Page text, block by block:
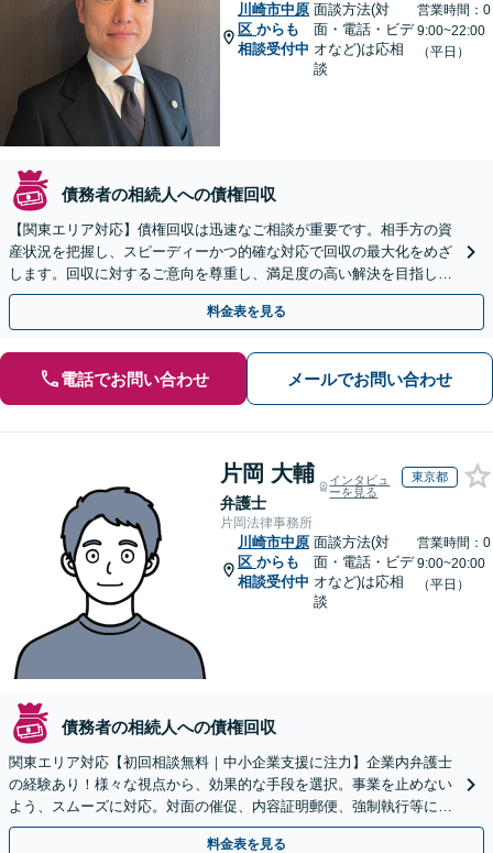
川崎市中原
区 からも
相談受付中
面談方法(対
面・電話・ビデ
オなど)は応相
談
営業時間：0
9:00~22:00
（平日）
債務者の相続人への債権回収
【関東エリア対応】債権回収は迅速なご相談が重要です。相手方の資
産状況を把握し、スピーディーかつ的確な対応で回収の最大化をめざ
します。回収に対するご意向を尊重し、満足度の高い解決を目指しま
す【休日・夜間相談対応】
料金表を見る
電話でお問い合わせ メールでお問い合わせ
片岡 大輔
弁護士
インタビュ
ーを見る
東京都
片岡法律事務所
川崎市中原
区 からも
相談受付中
面談方法(対
面・電話・ビデ
オなど)は応相
談
営業時間：0
9:00~20:00
（平日）
債務者の相続人への債権回収
関東エリア対応【初回相談無料｜中小企業支援に注力】企業内弁護士
の経験あり！様々な視点から、効果的な手段を選択。事業を止めない
よう、スムーズに対応。対面の催促、内容証明郵便、強制執行等に精
通。お困りの方はすぐにご相談を【オンライン面談◎】
料金表を見る